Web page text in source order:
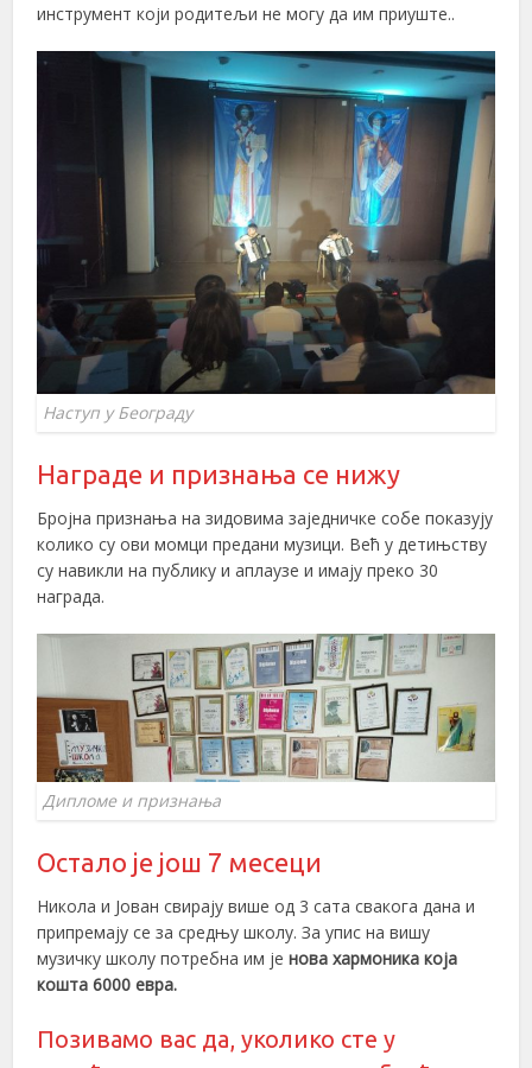
инструмент који родитељи не могу да им приуште..
Наступ у Београду
Награде и признања се нижу
Бројна признања на зидовима заједничке собе показују
колико су ови момци предани музици. Већ у детињству
су навикли на публику и аплаузе и имају преко 30
награда.
Дипломе и признања
Остало је још 7 месеци
Никола и Јован свирају више од 3 сата свакога дана и
припремају се за средњу школу. За упис на вишу
музичку школу потребна им јенова хармоника која
кошта 6000 евра.
Позивамо вас да, уколико сте у